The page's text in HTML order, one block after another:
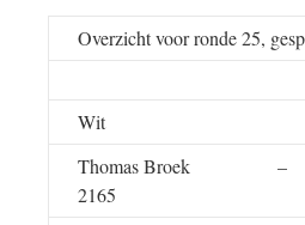
Overzicht voor ronde 25,
Wit
Thomas Broek
2165
–